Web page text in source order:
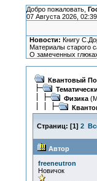
Добро пожаловать,
07 Августа 2026,
Новости: Книгу
Материалы старого
О замеченных
Квантовый
Физика
Страниц: [1] 2
Автор
freeneutron
Новичок